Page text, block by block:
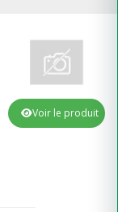
Voir le produit